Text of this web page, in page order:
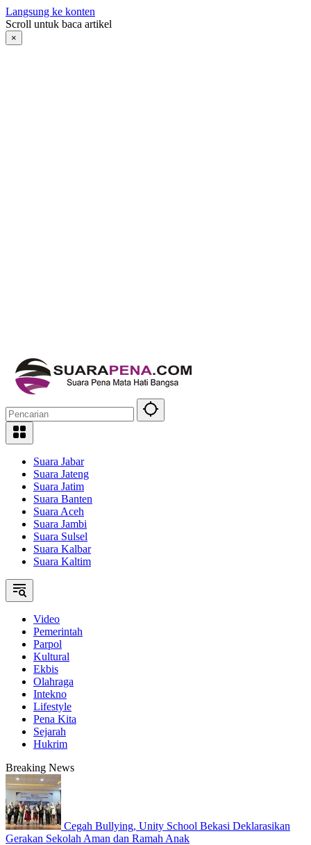
Langsung ke konten
Scroll untuk baca artikel
×
Suara Jabar
Suara Jateng
Suara Jatim
Suara Banten
Suara Aceh
Suara Jambi
Suara Sulsel
Suara Kalbar
Suara Kaltim
Video
Pemerintah
Parpol
Kultural
Ekbis
Olahraga
Intekno
Lifestyle
Pena Kita
Sejarah
Hukrim
Breaking News
Cegah Bullying, Unity School Bekasi Deklarasikan
Gerakan Sekolah Aman dan Ramah Anak